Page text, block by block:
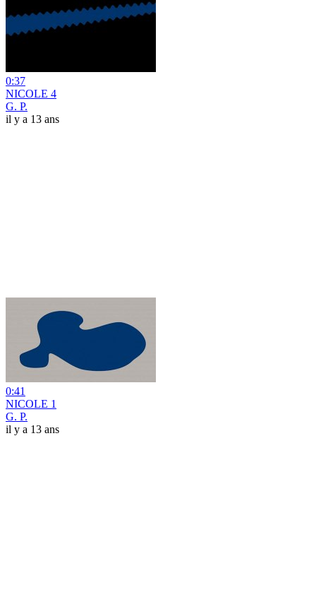
0:37
NICOLE 4
G. P.
il y a 13 ans
0:41
NICOLE 1
G. P.
il y a 13 ans